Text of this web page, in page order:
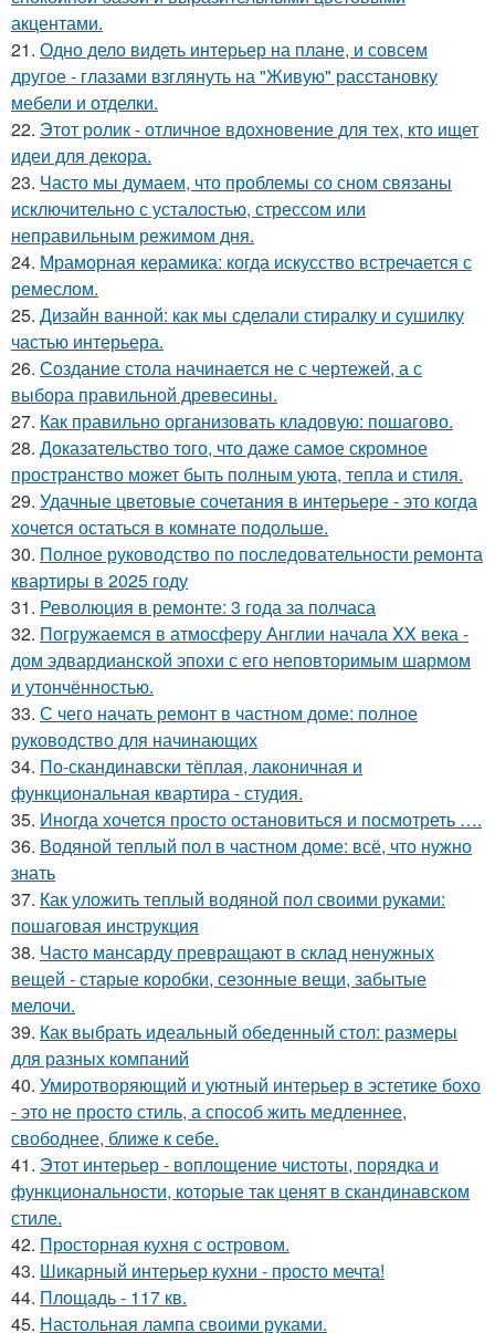
акцентами.
21. Одно дело видеть интерьер на плане, и совсем
другое - глазами взглянуть на "Живую" расстановку
мебели и отделки.
22. Этот ролик - отличное вдохновение для тех, кто ищет
идеи для декора.
23. Часто мы думаем, что проблемы со сном связаны
исключительно с усталостью, стрессом или
неправильным режимом дня.
24. Мраморная керамика: когда искусство встречается с
ремеслом.
25. Дизайн ванной: как мы сделали стиралку и сушилку
частью интерьера.
26. Создание стола начинается не с чертежей, а с
выбора правильной древесины.
27. Как правильно организовать кладовую: пошагово.
28. Доказательство того, что даже самое скромное
пространство может быть полным уюта, тепла и стиля.
29. Удачные цветовые сочетания в интерьере - это когда
хочется остаться в комнате подольше.
30. Полное руководство по последовательности ремонта
квартиры в 2025 году
31. Революция в ремонте: 3 года за полчаса
32. Погружаемся в атмосферу Англии начала XX века -
дом эдвардианской эпохи с его неповторимым шармом
и утончённостью.
33. С чего начать ремонт в частном доме: полное
руководство для начинающих
34. По-скандинавски тёплая, лаконичная и
функциональная квартира - студия.
35. Иногда хочется просто остановиться и посмотреть ….
36. Водяной теплый пол в частном доме: всё, что нужно
знать
37. Как уложить теплый водяной пол своими руками:
пошаговая инструкция
38. Часто мансарду превращают в склад ненужных
вещей - старые коробки, сезонные вещи, забытые
мелочи.
39. Как выбрать идеальный обеденный стол: размеры
для разных компаний
40. Умиротворяющий и уютный интерьер в эстетике бохо
- это не просто стиль, а способ жить медленнее,
свободнее, ближе к себе.
41. Этот интерьер - воплощение чистоты, порядка и
функциональности, которые так ценят в скандинавском
стиле.
42. Просторная кухня с островом.
43. Шикарный интерьер кухни - просто мечта!
44. Площадь - 117 кв.
45. Настольная лампа своими руками.